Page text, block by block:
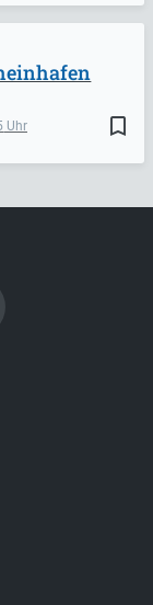
bookmark_border